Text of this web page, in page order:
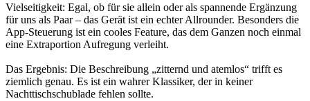
Vielseitigkeit: Egal, ob für sie allein oder als spannende Ergänzung
für uns als Paar – das Gerät ist ein echter Allrounder. Besonders die
App-Steuerung ist ein cooles Feature, das dem Ganzen noch einmal
eine Extraportion Aufregung verleiht.
Das Ergebnis: Die Beschreibung „zitternd und atemlos“ trifft es
ziemlich genau. Es ist ein wahrer Klassiker, der in keiner
Nachttischschublade fehlen sollte.